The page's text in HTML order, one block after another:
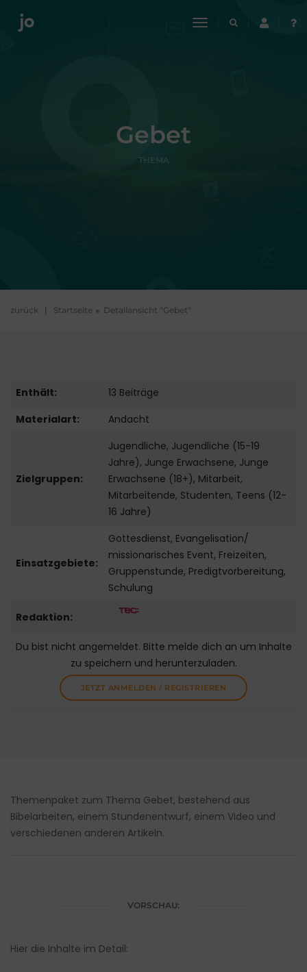
toggle
Gebet
THEMA
zurück | Startseite Detailansicht "Gebet"
Enthält:
13 Beiträge
Materialart:
Andacht
Zielgruppen:
Jugendliche, Jugendliche (15-19
Jahre), Junge Erwachsene, Junge
Erwachsene (18+), Mitarbeit,
Mitarbeitende, Studenten, Teens (12-
16 Jahre)
Einsatzgebiete:
Gottesdienst, Evangelisation/
missionarisches Event, Freizeiten,
Gruppenstunde, Predigtvorbereitung,
Schulung
Redaktion:
Du bist nicht angemeldet. Bitte melde dich an um Inhalte
zu speichern und herunterzuladen.
JETZT ANMELDEN / REGISTRIEREN
Themenpaket zum Thema Gebet, bestehend aus
Bibelarbeiten, einem Stundenentwurf, einem Video und
verschiedenen anderen Artikeln.
VORSCHAU:
Hier die Inhalte im Detail: